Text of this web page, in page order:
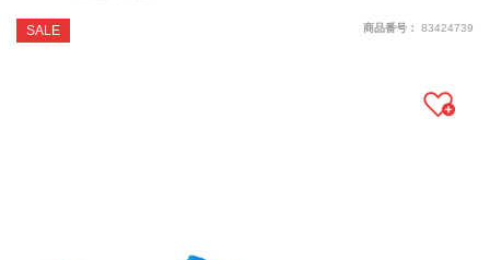
SALE 商品番号： 83424739